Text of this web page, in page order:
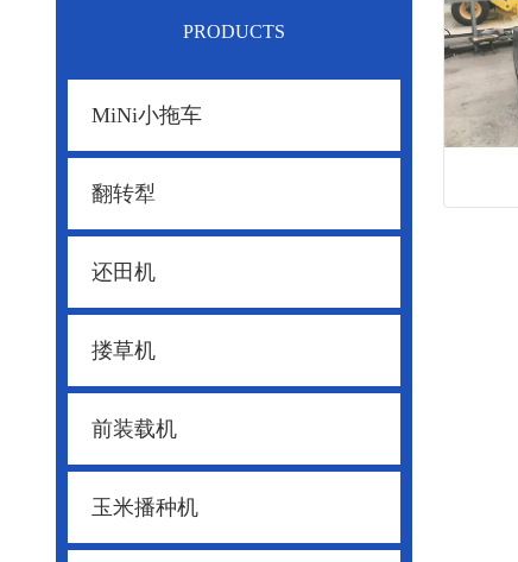
PRODUCTS
MiNi小拖车
翻转犁
还田机
搂草机
前装载机
玉米播种机